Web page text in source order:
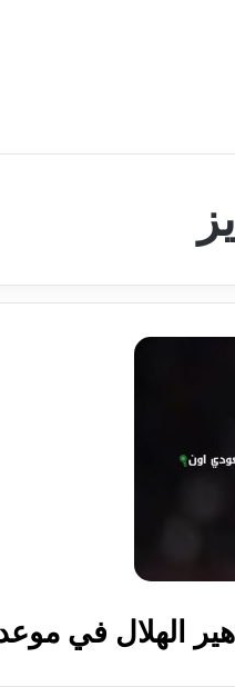
الهلال في